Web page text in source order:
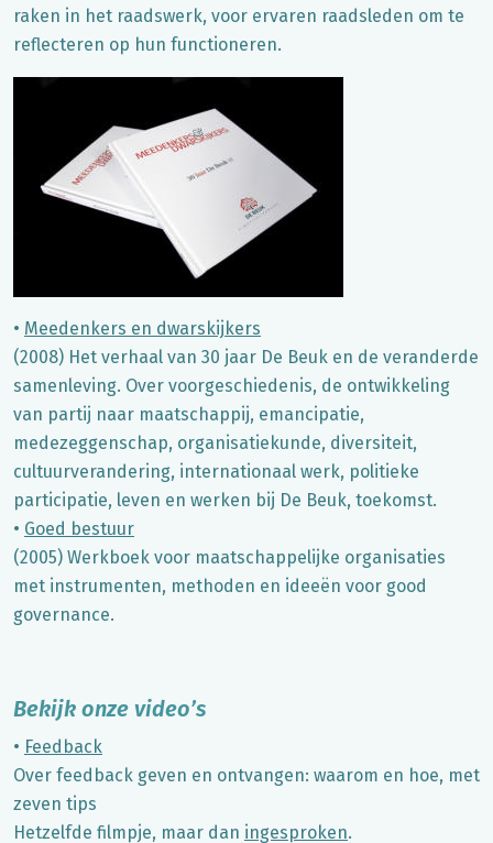
raken in het raadswerk, voor ervaren raadsleden om te
reflecteren op hun functioneren.
• Meedenkers en dwarskijkers
(2008) Het verhaal van 30 jaar De Beuk en de veranderde
samenleving. Over voorgeschiedenis, de ontwikkeling
van partij naar maatschappij, emancipatie,
medezeggenschap, organisatiekunde, diversiteit,
cultuurverandering, internationaal werk, politieke
participatie, leven en werken bij De Beuk, toekomst.
• Goed bestuur
(2005) Werkboek voor maatschappelijke organisaties
met instrumenten, methoden en ideeën voor good
governance.
Bekijk onze video’s
• Feedback
Over feedback geven en ontvangen: waarom en hoe, met
zeven tips
Hetzelfde filmpje, maar dan ingesproken.